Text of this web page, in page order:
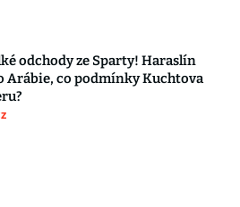
odchody ze Sparty! Haraslín
Arábie, co podmínky Kuchtova